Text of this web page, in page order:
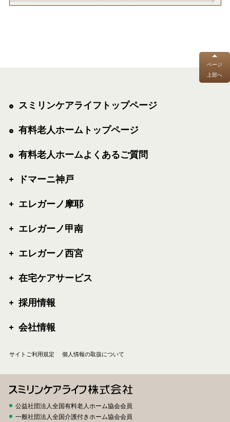
ページ
上部へ
スミリンケアライフトップページ
有料老人ホームトップページ
有料老人ホームよくあるご質問
ドマーニ神戸
エレガーノ摩耶
エレガーノ甲南
エレガーノ西宮
在宅ケアサービス
採用情報
会社情報
サイトご利用規定 個人情報の取扱について
公益社団法人全国有料老人ホーム協会会員
一般社団法人全国介護付きホーム協会会員